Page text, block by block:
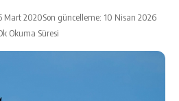
Mart 2020Son güncelleme: 10 Nisan 2026
Okuma Süresi